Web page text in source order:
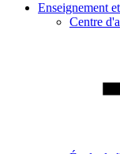
Enseignement
Centre